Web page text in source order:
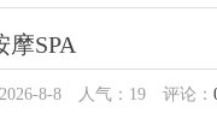
摩SPA
8-8 人气： 19 评论：